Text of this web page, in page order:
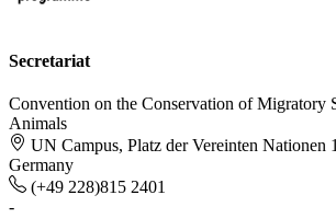
Secretariat
Convention on the Conservation of Migratory
Animals
UN Campus, Platz der Vereinten Nationen
Germany
(+49 228)815 2401
-